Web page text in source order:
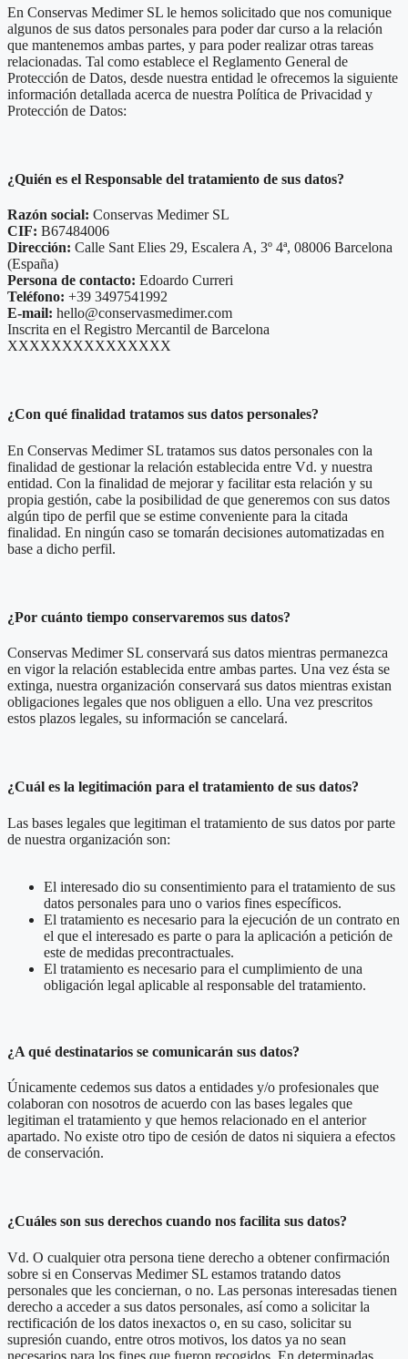
En Conservas Medimer SL le hemos solicitado que nos comunique
algunos de sus datos personales para poder dar curso a la relación
que mantenemos ambas partes, y para poder realizar otras tareas
relacionadas. Tal como establece el Reglamento General de
Protección de Datos, desde nuestra entidad le ofrecemos la siguiente
información detallada acerca de nuestra Política de Privacidad y
Protección de Datos:
¿Quién es el Responsable del tratamiento de sus datos?
Razón social: Conservas Medimer SL
CIF: B67484006
Dirección: Calle Sant Elies 29, Escalera A, 3º 4ª, 08006 Barcelona
(España)
Persona de contacto: Edoardo Curreri
Teléfono: +39 3497541992
E-mail: hello@conservasmedimer.com
Inscrita en el Registro Mercantil de Barcelona
XXXXXXXXXXXXXXX
¿Con qué finalidad tratamos sus datos personales?
En Conservas Medimer SL tratamos sus datos personales con la
finalidad de gestionar la relación establecida entre Vd. y nuestra
entidad. Con la finalidad de mejorar y facilitar esta relación y su
propia gestión, cabe la posibilidad de que generemos con sus datos
algún tipo de perfil que se estime conveniente para la citada
finalidad. En ningún caso se tomarán decisiones automatizadas en
base a dicho perfil.
¿Por cuánto tiempo conservaremos sus datos?
Conservas Medimer SL conservará sus datos mientras permanezca
en vigor la relación establecida entre ambas partes. Una vez ésta se
extinga, nuestra organización conservará sus datos mientras existan
obligaciones legales que nos obliguen a ello. Una vez prescritos
estos plazos legales, su información se cancelará.
¿Cuál es la legitimación para el tratamiento de sus datos?
Las bases legales que legitiman el tratamiento de sus datos por parte
de nuestra organización son:
El interesado dio su consentimiento para el tratamiento de sus
datos personales para uno o varios fines específicos.
El tratamiento es necesario para la ejecución de un contrato en
el que el interesado es parte o para la aplicación a petición de
este de medidas precontractuales.
El tratamiento es necesario para el cumplimiento de una
obligación legal aplicable al responsable del tratamiento.
¿A qué destinatarios se comunicarán sus datos?
Únicamente cedemos sus datos a entidades y/o profesionales que
colaboran con nosotros de acuerdo con las bases legales que
legitiman el tratamiento y que hemos relacionado en el anterior
apartado. No existe otro tipo de cesión de datos ni siquiera a efectos
de conservación.
¿Cuáles son sus derechos cuando nos facilita sus datos?
Vd. O cualquier otra persona tiene derecho a obtener confirmación
sobre si en Conservas Medimer SL estamos tratando datos
personales que les conciernan, o no. Las personas interesadas tienen
derecho a acceder a sus datos personales, así como a solicitar la
rectificación de los datos inexactos o, en su caso, solicitar su
supresión cuando, entre otros motivos, los datos ya no sean
necesarios para los fines que fueron recogidos. En determinadas